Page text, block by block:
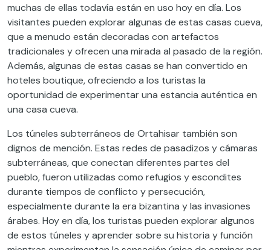
muchas de ellas todavía están en uso hoy en día. Los
visitantes pueden explorar algunas de estas casas cueva,
que a menudo están decoradas con artefactos
tradicionales y ofrecen una mirada al pasado de la región.
Además, algunas de estas casas se han convertido en
hoteles boutique, ofreciendo a los turistas la
oportunidad de experimentar una estancia auténtica en
una casa cueva.
Los túneles subterráneos de Ortahisar también son
dignos de mención. Estas redes de pasadizos y cámaras
subterráneas, que conectan diferentes partes del
pueblo, fueron utilizadas como refugios y escondites
durante tiempos de conflicto y persecución,
especialmente durante la era bizantina y las invasiones
árabes. Hoy en día, los turistas pueden explorar algunos
de estos túneles y aprender sobre su historia y función